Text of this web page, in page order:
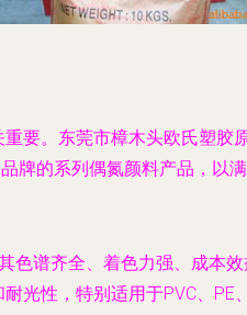
要。东莞市樟木头欧氏塑
牌的系列偶氮颜料产品，以
色谱齐全、着色力强、成本
性，特别适用于PVC、PE